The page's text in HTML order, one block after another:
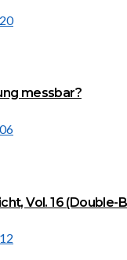
messbar?
Vol. 16 (Double-